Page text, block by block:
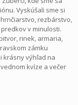
Vyskúšali sme si
rezbárstvo,
v minulosti.
rinek, armaria,
zámku
krásny výhľad na
kvíze a večer